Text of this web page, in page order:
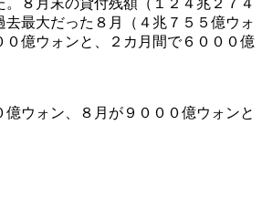
最大だった８月（４兆７５５億ウォ
億ウォンと、２カ月間で６０００億
ウォン、８月が９０００億ウォンと